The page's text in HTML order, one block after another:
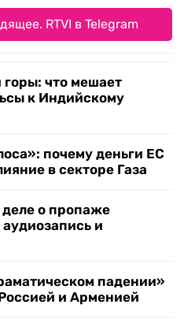
RTVI в Telegram
что мешает
к Индийскому
почему деньги ЕС
в секторе Газа
о пропаже
и
падении»
и Арменией